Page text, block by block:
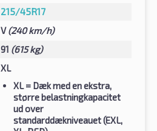
215/45R17
V(240 km/h)
91 (615 kg)
XL
XL= Dæk med en ekstra,
større belastningkapacitet
ud over
standarddækniveauet (EXL,